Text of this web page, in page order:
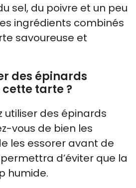
sel, du poivre et un peu
ingrédients combinés
savoureuse et
des épinards
tarte ?
utiliser des épinards
vous de bien les
les essorer avant de
d’éviter que la
humide.